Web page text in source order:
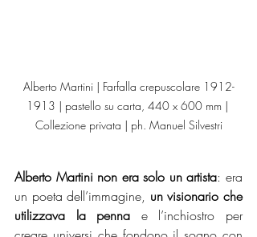
Alberto Martini | Farfalla crepuscolare 1912-
1913 | pastello su carta, 440 x 600 mm |
Collezione privata | ph. Manuel Silvestri
Alberto Martini non era solo un artista: era
un poeta dell’immagine, un visionario che
utilizzava la penna e l’inchiostro per